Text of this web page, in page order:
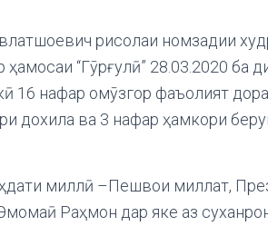
рисолаи номзадии
ҳамосаи “Гӯрғулӣ” 28.03.2020 ба
16 нафар омӯзгор фаъолият
дохила ва 3 нафар ҳамкори
миллӣ –Пешвои миллат,
Раҳмон дар яке аз